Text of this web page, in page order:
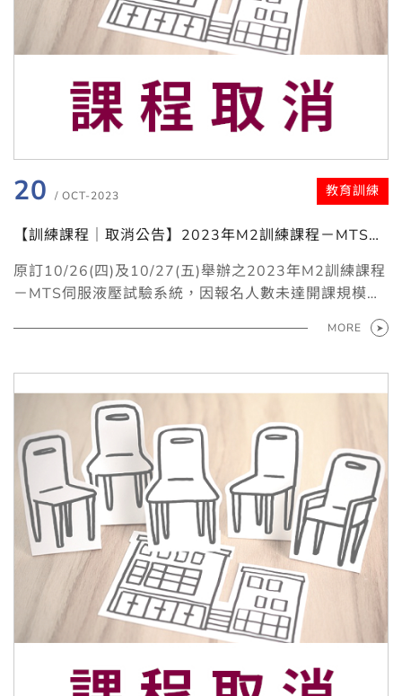
20 / OCT-2023 教育訓練
【訓練課程｜取消公告】2023年M2訓練課程－MTS伺
原訂10/26(四)及10/27(五)舉辦之2023年M2訓練課程
－MTS伺服液壓試驗系統，因報名人數未達開課規模，
經決議取消本次課程，若有任何問題，請不吝與我們聯
MORE